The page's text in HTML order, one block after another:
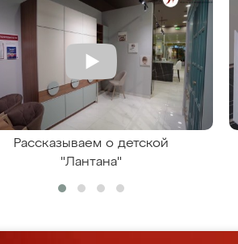
Рассказываем о детской
"Лантана"